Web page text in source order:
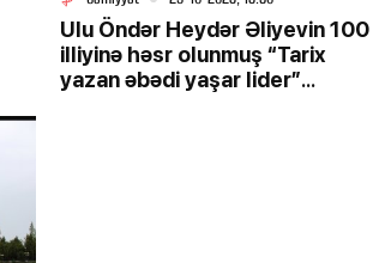
Ulu Öndər Heydər Əliyevin 100
illiyinə həsr olunmuş “Tarix
yazan əbədi yaşar lider”
1-08-2026, 11:42